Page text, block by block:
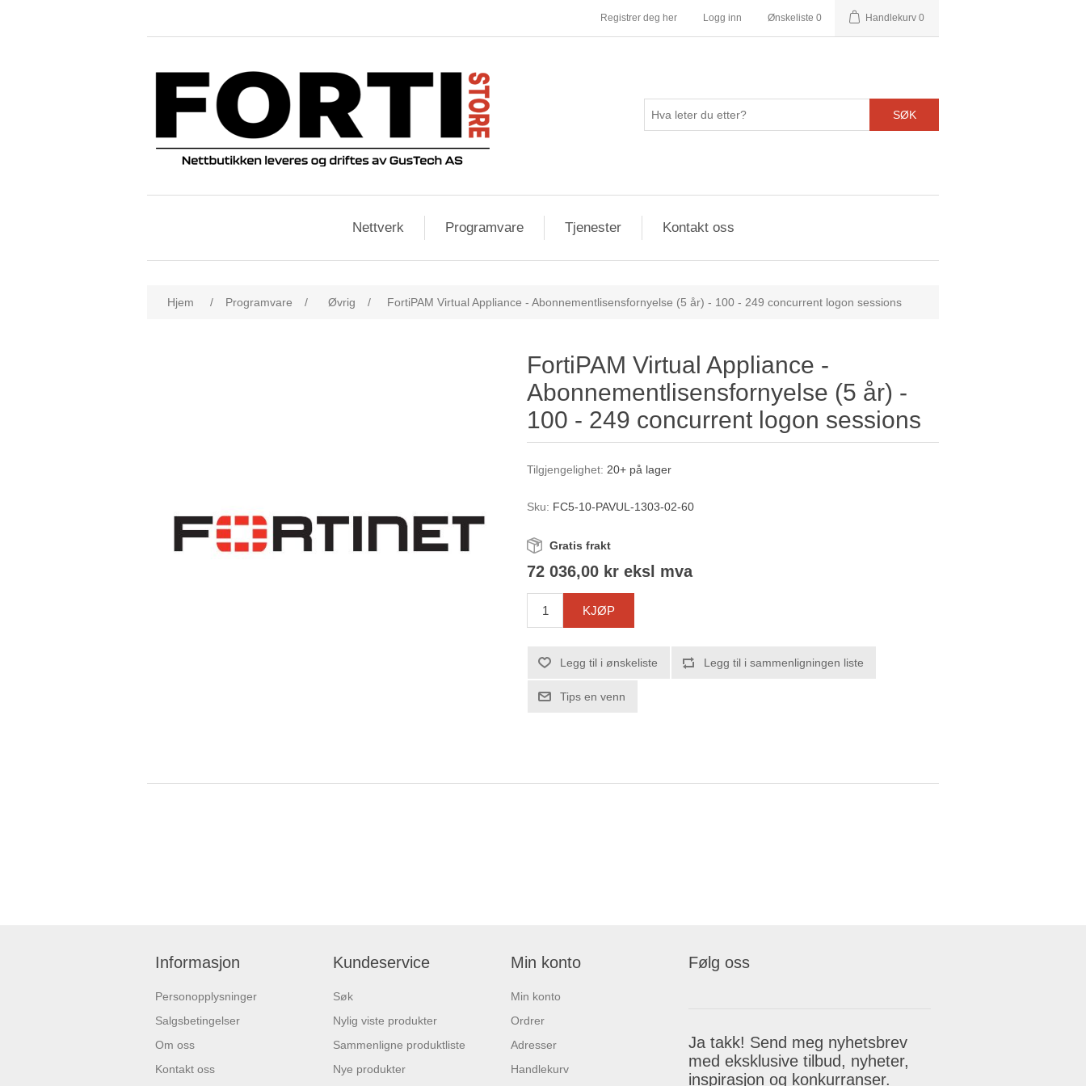
Registrer deg her Logg inn Ønskeliste 0 Handlekurv 0
SØK
Nettverk Programvare Tjenester Kontakt oss
Hjem / Programvare / Øvrig / FortiPAM Virtual Appliance - Abonnementlisensfornyelse (5 år) - 100 - 249 concurrent logon sessions
FortiPAM Virtual Appliance -
Abonnementlisensfornyelse (5 år) -
100 - 249 concurrent logon sessions
Tilgjengelighet: 20+ på lager
Sku: FC5-10-PAVUL-1303-02-60
Gratis frakt
72 036,00 kr eksl mva
KJØP
Legg til i ønskeliste Legg til i sammenligningen liste
Tips en venn
Informasjon
Personopplysninger
Salgsbetingelser
Om oss
Kontakt oss
Kundeservice
Søk
Nylig viste produkter
Sammenligne produktliste
Nye produkter
Min konto
Min konto
Ordrer
Adresser
Handlekurv
Følg oss
Ja takk! Send meg nyhetsbrev
med eksklusive tilbud, nyheter,
inspirasjon og konkurranser.